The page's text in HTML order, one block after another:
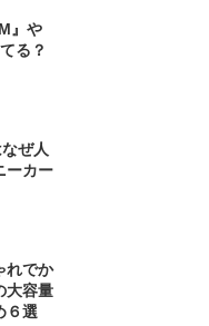
』や
てる？
ぜ人
ーカー
れでか
大容量
６選